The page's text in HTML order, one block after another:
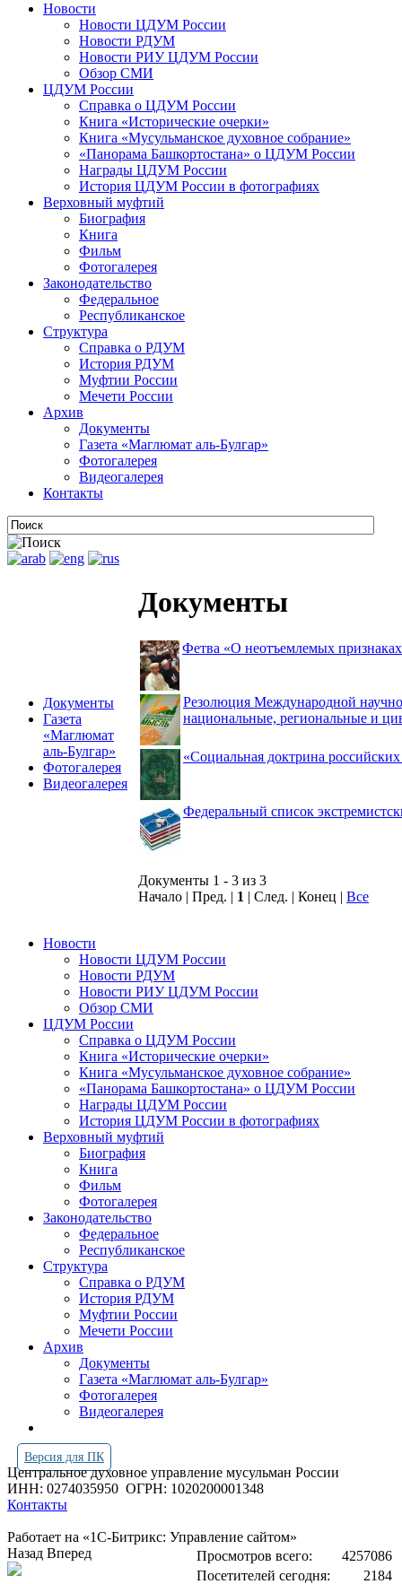
Новости
Новости ЦДУМ России
Новости РДУМ
Новости РИУ ЦДУМ России
Обзор СМИ
ЦДУМ России
Справка о ЦДУМ России
Книга «Исторические очерки»
Книга «Мусульманское духовное собрание»
«Панорама Башкортостана» о ЦДУМ России
Награды ЦДУМ России
История ЦДУМ России в фотографиях
Верховный муфтий
Биография
Книга
Фильм
Фотогалерея
Законодательство
Федеральное
Республиканское
Структура
Справка о РДУМ
История РДУМ
Муфтии России
Мечети России
Архив
Документы
Газета «Маглюмат аль-Булгар»
Фотогалерея
Видеогалерея
Контакты
Документы
Газета
«Маглюмат
аль-Булгар»
Фотогалерея
Видеогалерея
Документы
Фетва «О неотъемлемых
Резолюция Международной
национальные, региональные и
«Социальная доктрина
Федеральный список
Документы 1 - 3 из 3
Начало | Пред. | 1 | След. | Конец | Все
Новости
Новости ЦДУМ России
Новости РДУМ
Новости РИУ ЦДУМ России
Обзор СМИ
ЦДУМ России
Справка о ЦДУМ России
Книга «Исторические очерки»
Книга «Мусульманское духовное собрание»
«Панорама Башкортостана» о ЦДУМ России
Награды ЦДУМ России
История ЦДУМ России в фотографиях
Верховный муфтий
Биография
Книга
Фильм
Фотогалерея
Законодательство
Федеральное
Республиканское
Структура
Справка о РДУМ
История РДУМ
Муфтии России
Мечети России
Архив
Документы
Газета «Маглюмат аль-Булгар»
Фотогалерея
Видеогалерея
Версия для ПК
Центральное духовное управление мусульман России
ИНН: 0274035950 ОГРН: 1020200001348
Контакты
Работает на «1С-Битрикс: Управление сайтом»
Просмотров всего:
4257086
Посетителей сегодня:
2184
Назад Вперед